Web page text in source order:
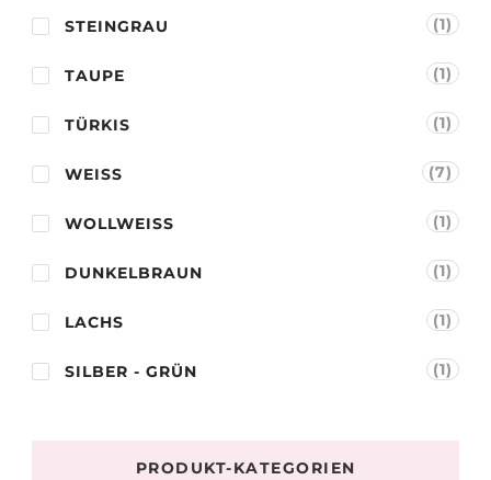
STEINGRAU (1)
TAUPE (1)
TÜRKIS (1)
WEISS (7)
WOLLWEISS (1)
DUNKELBRAUN (1)
LACHS (1)
SILBER - GRÜN (1)
PRODUKT-KATEGORIEN